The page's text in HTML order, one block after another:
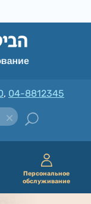
, 04-8812345
Персональное
обслуживание